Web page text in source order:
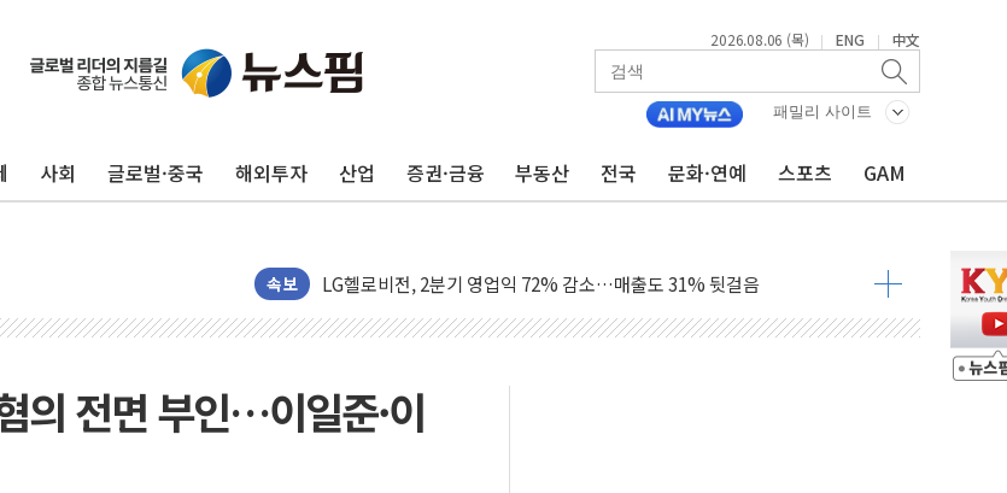
2026.08.06 (목) | ENG | 中文
패밀리 사이트
사회 글로벌·중국 해외투자 산업 증권·금융 부동산 전국 문화·연예 스포츠 GAM
속보
허장 차관 "소부장, 국산화 넘어 세계 최고 기술 선점 전략으로"
[종합] 해수부, 신청사 부지 '부산 동구' 낙점…부산 북항에 짓는다
LG헬로비전, 2분기 영업익 72% 감소…매출도 31% 뒷걸음
태명실업, 표준협회 환경·안전경영 인증..."현장 관리체계 고도화"
KCC "기록적 폭염에 열 차단 도료 문의 5배 증가"
삼성E&A, 공식 캐릭터 출시 1주년 행사..."소통·공감 가치 전파"
의 전면 부인…이일준·이